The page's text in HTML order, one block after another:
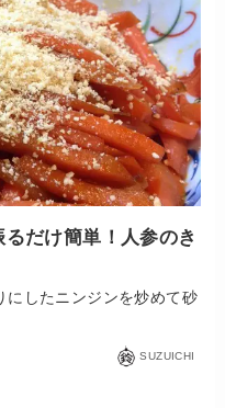
るだけ簡単！人参のき
にしたニンジンを炒めて砂
SUZUICHI